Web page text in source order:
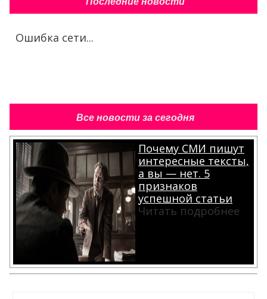
Ошибка сети...
Все новости за сегодня
Почему СМИ пишут
интересные тексты,
а вы — нет. 5
признаков
успешной статьи
Читать подробнее